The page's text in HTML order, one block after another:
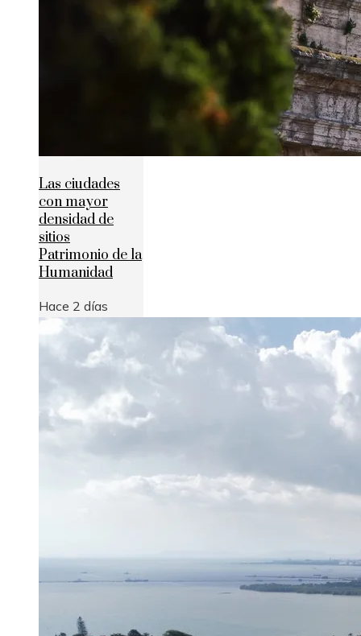
Las ciudades
con mayor
densidad de
sitios
Patrimonio de la
Humanidad
Hace 2 días